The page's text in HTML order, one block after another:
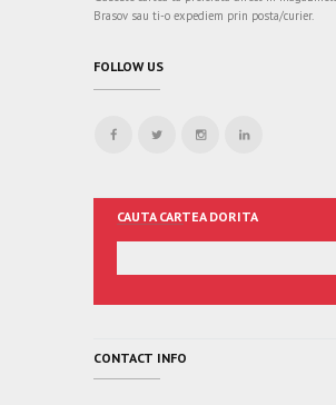
Brasov sau ti-o expediem prin posta/curier.
FOLLOW US
CAUTA CARTEA DORITA
CONTACT INFO